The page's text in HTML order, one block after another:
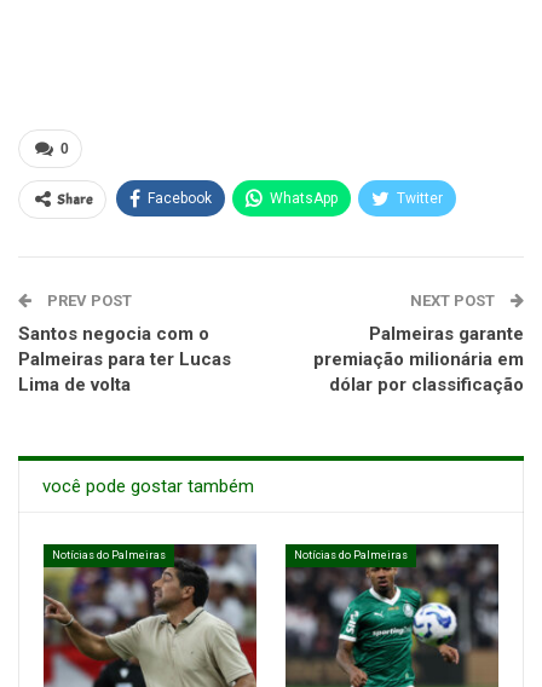
0
Share Facebook WhatsApp Twitter
PREV POST
Santos negocia com o
Palmeiras para ter Lucas
Lima de volta
NEXT POST
Palmeiras garante
premiação milionária em
dólar por classificação
você pode gostar também
Notícias do Palmeiras Notícias do Palmeiras